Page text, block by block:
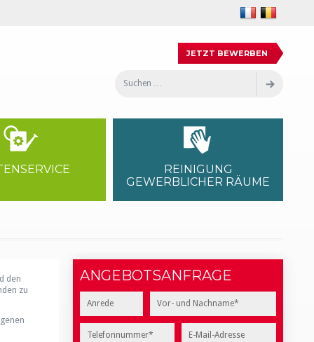
JETZT BEWERBEN
pour
REINIGUNG
GEWERBLICHER RÄUME
den
zu
ANGEBOTSANFRAGE